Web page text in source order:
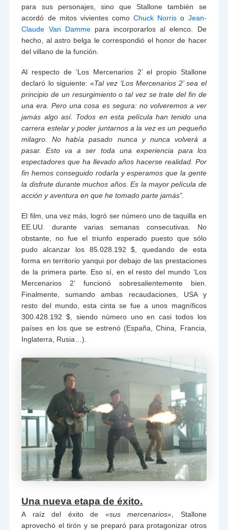
para sus personajes, sino que Stallone también se
acordó de mitos vivientes comoChuck Norris o Jean-
Claude Van Dammepara incorporarlos al elenco. De
hecho, al astro belga le correspondió el honor de hacer
del villano de la función.
Al respecto de ‘Los Mercenarios 2’ el propio Stallone
declaró lo siguiente: «Tal vez ‘Los Mercenarios 2’ sea el
principio de un resurgimiento o tal vez se trate del fin de
una era. Pero una cosa es segura: no volveremos a ver
jamás algo así. Todos en esta película han tenido una
carrera estelar y poder juntarnos a la vez es un pequeño
milagro. No había pasado nunca y nunca volverá a
pasar. Esto va a ser toda una experiencia para los
espectadores que ha llevado años hacerse realidad. Por
fin hemos conseguido rodarla y esperamos que la gente
la disfrute durante muchos años. Es la mayor película de
acción y aventura en que he tomado parte jamás”.
El film, una vez más, logró ser número uno de taquilla en
EE.UU. durante varias semanas consecutivas. No
obstante, no fue el triunfo esperado puesto que sólo
pudo alcanzar los 85.028.192 $, quedando de esta
forma en territorio yanqui por debajo de las prestaciones
de la primera parte. Eso sí, en el resto del mundo ‘Los
Mercenarios 2’ funcionó sobresalientemente bien.
Finalmente, sumando ambas recaudaciones, USA y
resto del mundo, esta cinta se fue a unos magníficos
300.428.192 $, siendo número uno en casi todos los
países en los que se estrenó (España, China, Francia,
Inglaterra, Rusia…).
Una nueva etapa de éxito.
A raíz del éxito de «sus mercenarios» , Stallone
aprovechó el tirón y se preparó para protagonizar otros